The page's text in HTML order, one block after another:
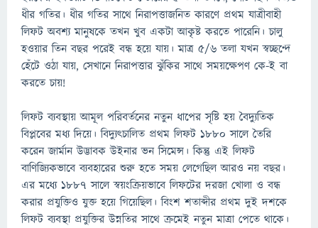
ধীর গতির। ধীর গতির সাথে নিরাপত্তাজনিত কারণে প্রথম যাত্রীবাহী
লিফট অবশ্য মানুষকে তখন খুব একটা আকৃষ্ট করতে পারেনি। চালু
হওয়ার তিন বছর পরেই বন্ধ হয়ে যায়। মাত্র ৫/৬ তলা যখন স্বচ্ছন্দে
হেঁটে ওঠা যায়, সেখানে নিরাপত্তার ঝুঁকির সাথে সময়ক্ষেপণ কে-ই বা
করতে চায়!
লিফট ব্যবস্থায় আমূল পরিবর্তনের নতুন ধাপের সৃষ্টি হয় বৈদ্যুতিক
বিপ্লবের মধ্য দিয়ে। বিদ্যুৎচালিত প্রথম লিফট ১৮৮০ সালে তৈরি
করেন জার্মান উদ্ভাবক উইনার ভন সিমেন্স। কিন্তু এই লিফট
বাণিজ্যিকভাবে ব্যবহারের শুরু হতে সময় লেগেছিল আরও নয় বছর।
এর মধ্যে ১৮৮৭ সালে স্বয়ংক্রিয়ভাবে লিফটের দরজা খোলা ও বন্ধ
করার প্রযুক্তিও যুক্ত হয়ে গিয়েছিল। বিংশ শতাব্দীর প্রথম দুই দশকে
লিফট ব্যবস্থা প্রযুক্তির উন্নতির সাথে ক্রমেই নতুন মাত্রা পেতে থাকে।